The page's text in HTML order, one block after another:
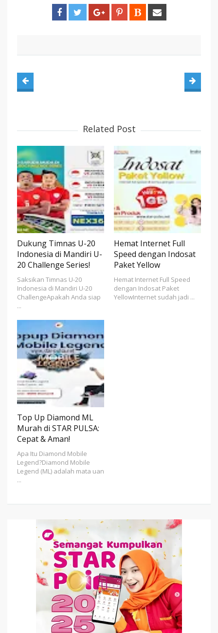
Related Post
Dukung Timnas U-20
Indonesia di Mandiri U-
20 Challenge Series!
Saksikan Timnas U-20
Indonesia di Mandiri U-20
ChallengeApakah Anda siap
...
Hemat Internet Full
Speed dengan Indosat
Paket Yellow
Hemat Internet Full Speed
dengan Indosat Paket
YellowInternet sudah jadi ...
Top Up Diamond ML
Murah di STAR PULSA:
Cepat & Aman!
Apa Itu Diamond Mobile
Legend?Diamond Mobile
Legend (ML) adalah mata uan
...